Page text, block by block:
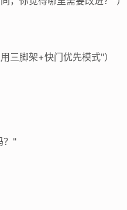
三脚架+快门优先模式"）
？"